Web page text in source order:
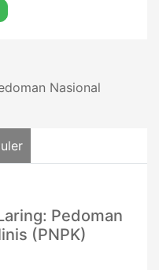
Nasional
Pedoman
(PNPK)